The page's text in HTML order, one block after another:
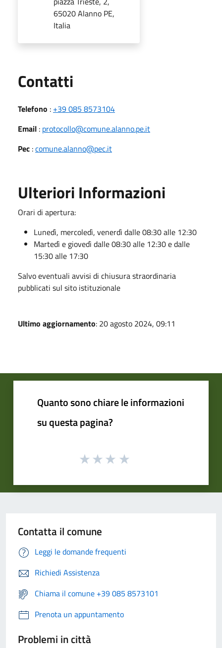
65020 Alanno PE,
Italia
Contatti
Telefono : +39 085 8573104
Email : protocollo@comune.alanno.pe.it
Pec :comune.alanno@pec.it
Ulteriori Informazioni
Orari di apertura:
Lunedì, mercoledì, venerdì dalle 08:30 alle 12:30
Martedì e giovedì dalle 08:30 alle 12:30 e dalle
15:30 alle 17:30
Salvo eventuali avvisi di chiusura straordinaria
pubblicati sul sito istituzionale
Ultimo aggiornamento: 20 agosto 2024, 09:11
Quanto sono chiare le informazioni
su questa pagina?
Contatta il comune
Leggi le domande frequenti
Richiedi Assistenza
Chiama il comune +39 085 8573101
Prenota un appuntamento
Problemi in città